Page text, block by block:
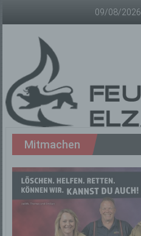
09/08/2026
Freiwillige
Feuerwehr
Elzach
Offizielle
Mitmachen